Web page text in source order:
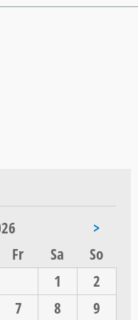
>
FreitagSamstag
Sonntag
1
2
7 8
9